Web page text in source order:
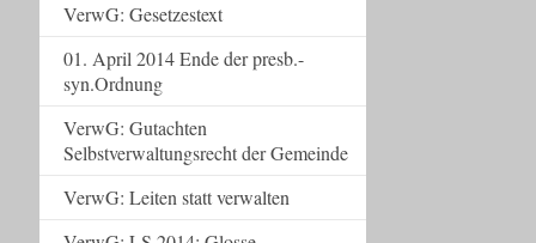
VerwG: Gesetzestext
01. April 2014 Ende der presb.-
syn.Ordnung
VerwG: Gutachten
Selbstverwaltungsrecht der Gemeinde
VerwG: Leiten statt verwalten